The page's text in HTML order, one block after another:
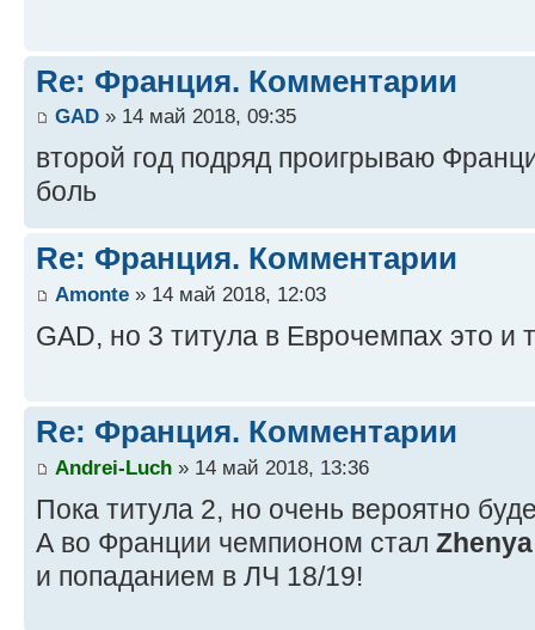
Re: Франция. Комментарии
GAD » 14 май 2018, 09:35
второй год подряд проигрываю
боль
Re: Франция. Комментарии
Amonte » 14 май 2018, 12:03
GAD, но 3 титула в Еврочемпах это и
Re: Франция. Комментарии
Andrei-Luch » 14 май 2018, 13:36
Пока титула 2, но очень вероятно
А во Франции чемпионом стал Zhenya
и попаданием в ЛЧ 18/19!